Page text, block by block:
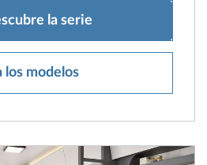
PRESTIGE
la serie
los modelos
PRESTIGE